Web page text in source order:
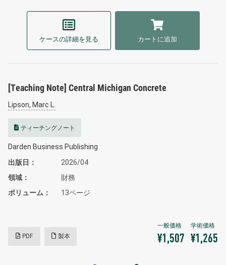
ケースの詳細を見る カートに追加
[Teaching Note] Central Michigan Concrete
Lipson, Marc L.
ティーチングノート
Darden Business Publishing
出版日
2026/04
領域
財務
ボリューム
13ページ
PDF 製本 ¥1,507 ¥1,265